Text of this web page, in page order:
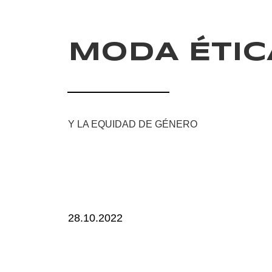
MODA
Y LA EQUIDAD DE GÉNERO
28.10.2022